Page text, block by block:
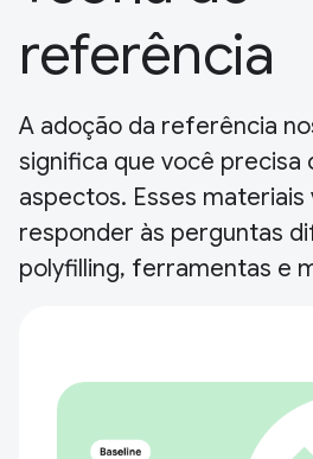
referência
A adoção da referência
significa que você precisa
aspectos. Esses materiais
responder às perguntas
polyfilling, ferramentas e